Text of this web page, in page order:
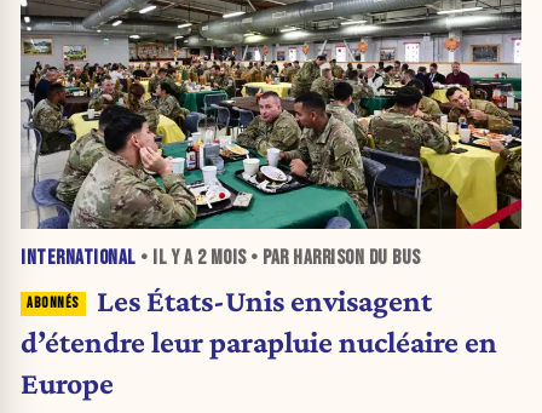
INTERNATIONAL • IL Y A 2 MOIS• PAR HARRISON DU BUS
Les États-Unis envisagent
d’étendre leur parapluie nucléaire en
Europe